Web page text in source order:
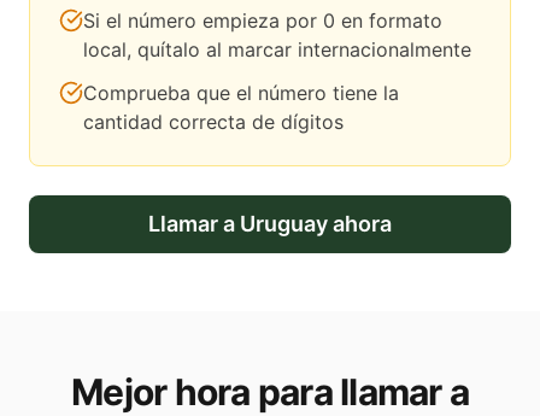
Si el número empieza por 0 en formato
local, quítalo al marcar internacionalmente
Comprueba que el número tiene la
cantidad correcta de dígitos
Llamar a Uruguayahora
Mejor hora para llamar a